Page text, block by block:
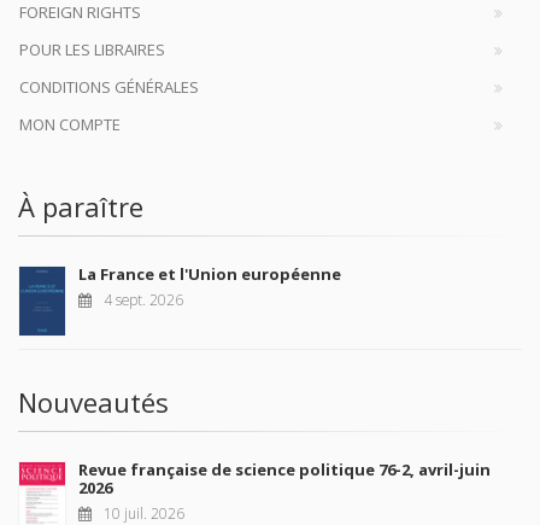
FOREIGN RIGHTS
POUR LES LIBRAIRES
CONDITIONS GÉNÉRALES
MON COMPTE
À paraître
La France et l'Union européenne
4 sept. 2026
Nouveautés
Revue française de science politique 76-2, avril-juin
2026
10 juil. 2026